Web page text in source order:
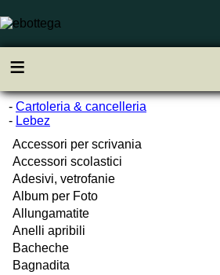
≡
- Cartoleria & cancelleria
- Lebez
Accessori per scrivania
Accessori scolastici
Adesivi, vetrofanie
Album per Foto
Allungamatite
Anelli apribili
Bacheche
Bagnadita